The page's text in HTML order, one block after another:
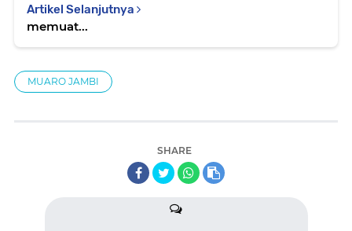
Artikel Selanjutnya
memuat...
MUARO JAMBI
SHARE